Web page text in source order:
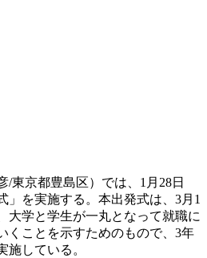
/東京都豊島区）では、1月28日
」を実施する。本出発式は、3月1
大学と学生が一丸となって就職に
くことを示すためのもので、3年
施している。